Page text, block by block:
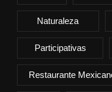
Naturaleza
Participativas
Restaurante